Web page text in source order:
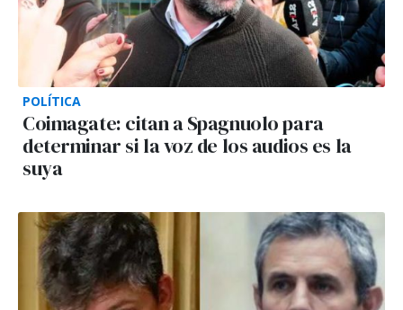
POLÍTICA
Coimagate: citan a Spagnuolo para
determinar si la voz de los audios es la
suya